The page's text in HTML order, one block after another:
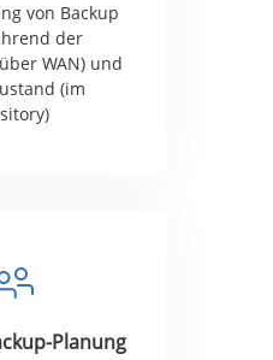
von Backup
der
WAN) und
(im
Planung